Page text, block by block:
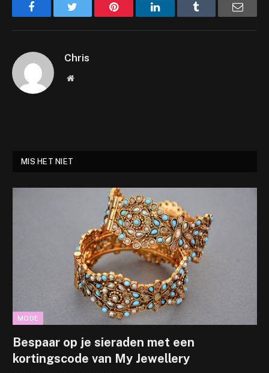
Facebook Pinterest LinkedIn Email
Chris
Website
MIS HET NIET
MODE
Bespaar op je sieraden met een
kortingscode van My Jewellery